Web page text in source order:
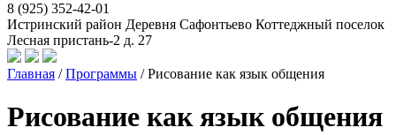
8 (925) 352-42-01
Истринский район Деревня Сафонтьево Коттеджный поселок
Лесная пристань-2 д. 27
Главная /Программы /Рисование как язык общения
Рисование как язык общения